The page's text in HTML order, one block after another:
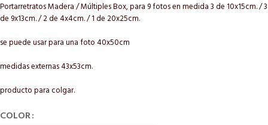
Portarretratos Madera / Múltiples Box, para 9 fotos en medida 3 de 10x15cm. / 3
de 9x13cm. / 2 de 4x4cm. / 1 de 20x25cm.
se puede usar para una foto 40x50cm
medidas externas 43x53cm.
producto para colgar.
COLOR